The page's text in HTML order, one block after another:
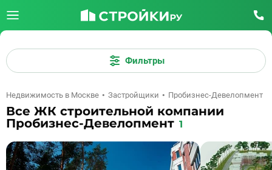
Фильтры
Недвижимость в Москве Застройщики Пробизнес-Девелопмент
Все ЖК строительной компании
Пробизнес-Девелопмент 1